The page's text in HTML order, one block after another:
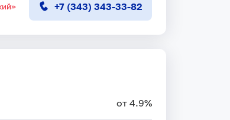
+7 (343) 343-33-82
от 4.9%